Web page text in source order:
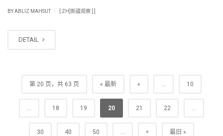
BYABLIZ MAHSUT [:ZH]新疆观察 [:]
DETAIL
第 20 页，共 63 页 « 最新 « ... 10
... 18 19 20 21 22 ...
30 40 50 ... » 最旧 »